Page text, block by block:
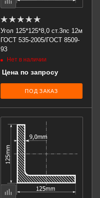
Угол 125*125*8,0 ст.3пс 12м
ГОСТ 535-2005/ГОСТ 8509-
93
Нет в наличии
Цена по запросу
ПОД ЗАКАЗ